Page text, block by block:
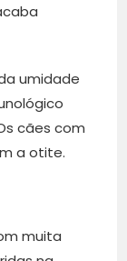
umidade
cães com
a otite.
muita